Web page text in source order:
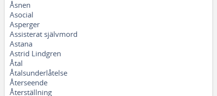
Åsnen
Asocial
Asperger
Assisterat självmord
Astana
Astrid Lindgren
Åtal
Åtalsunderlåtelse
Återseende
Återställning